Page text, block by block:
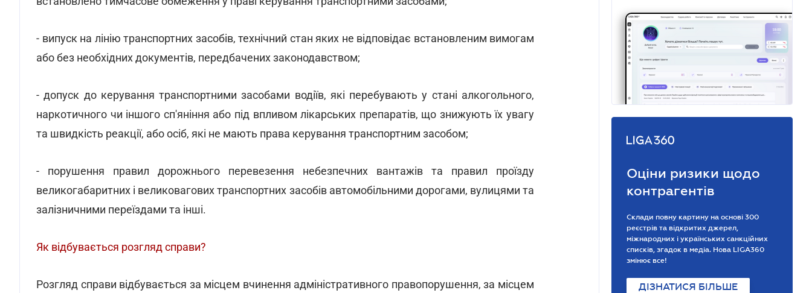
- випуск на лінію транспортних засобів, технічний стан яких не відповідає встановленим вимогам
або без необхідних документів, передбачених законодавством;
- допуск до керування транспортними засобами водіїв, які перебувають у стані алкогольного,
наркотичного чи іншого сп'яніння або під впливом лікарських препаратів, що знижують їх увагу
та швидкість реакції, або осіб, які не мають права керування транспортним засобом;
- порушення правил дорожнього перевезення небезпечних вантажів та правил проїзду
великогабаритних і великовагових транспортних засобів автомобільними дорогами, вулицями та
залізничними переїздами та інші.
Як відбувається розгляд справи?
Розгляд справи відбувається за місцем вчинення адміністративного правопорушення, за місцем
Оціни ризики щодо
контрагентів
Склади повну картину на основі 300
реєстрів та відкритих джерел,
міжнародних і українських санкційних
списків, згадок в медіа. Нова LIGA360
змінює все!
ДІЗНАТИСЯ БІЛЬШЕ